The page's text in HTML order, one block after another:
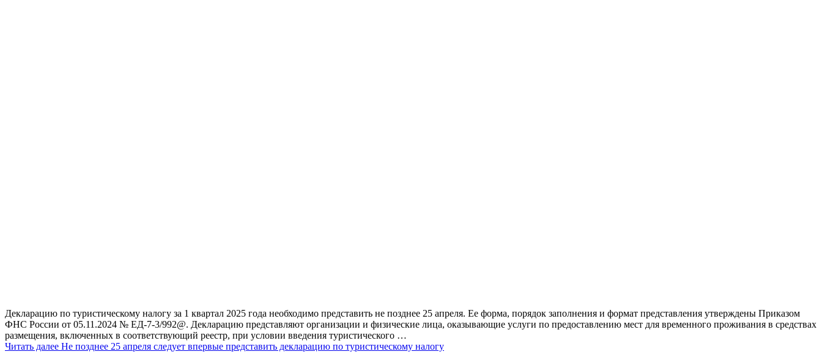
Декларацию по туристическому налогу за 1 квартал 2025 года необходимо представить не позднее 25 апреля. Ее форма, порядок заполнения и формат представления утверждены Приказом
ФНС России от 05.11.2024 № ЕД-7-3/992@. Декларацию представляют организации и физические лица, оказывающие услуги по предоставлению мест для временного проживания в средствах
размещения, включенных в соответствующий реестр, при условии введения туристического …
Читать далее Не позднее 25 апреля следует впервые представить декларацию по туристическому налогу